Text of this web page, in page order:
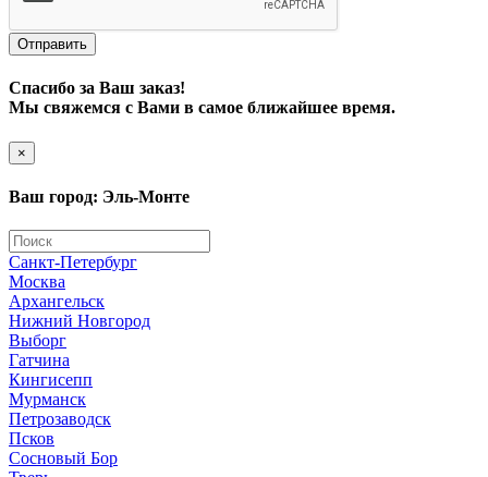
Отправить
Спасибо за Ваш заказ!
Мы свяжемся с Вами в самое ближайшее время.
×
Ваш город: Эль-Монте
Санкт-Петербург
Москва
Архангельск
Нижний Новгород
Выборг
Гатчина
Кингисепп
Мурманск
Петрозаводск
Псков
Сосновый Бор